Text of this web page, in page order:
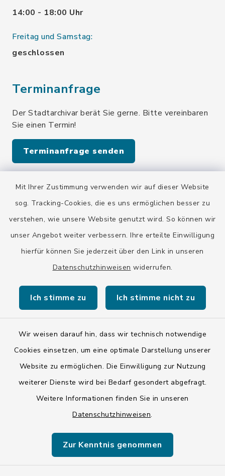
Mit Ihrer Zustimmung verwenden wir auf dieser Website
sog. Tracking-Cookies, die es uns ermöglichen besser zu
verstehen, wie unsere Website genutzt wird. So können wir
unser Angebot weiter verbessern. Ihre erteilte Einwilligung
hierfür können Sie jederzeit über den Link in unseren
Datenschutzhinweisen widerrufen.
Ich stimme zu Ich stimme nicht zu
Wir weisen darauf hin, dass wir technisch notwendige
Cookies einsetzen, um eine optimale Darstellung unserer
Website zu ermöglichen. Die Einwilligung zur Nutzung
weiterer Dienste wird bei Bedarf gesondert abgefragt.
Weitere Informationen finden Sie in unseren
Datenschutzhinweisen.
Zur Kenntnis genommen
14:00 - 18:00 Uhr
Freitag und Samstag:
geschlossen
Terminanfrage
Der Stadtarchivar berät Sie gerne. Bitte vereinbaren
Sie einen Termin!
Terminanfrage senden
Quicklinks
Stadt Wolfratshausen
Kontakt
Barrierefreiheit
Impressum
ISIS 12
Cookie-Einstellungen